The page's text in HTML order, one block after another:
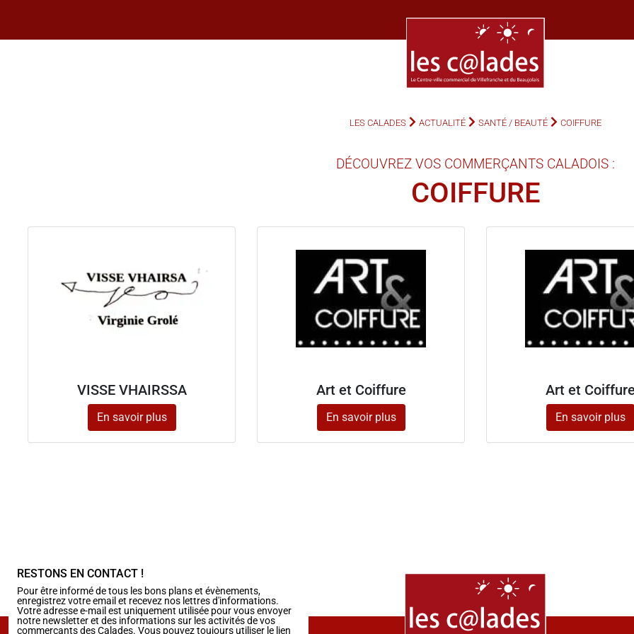
LES CALADES ACTUALITÉ SANTÉ / BEAUTÉ COIFFURE
DÉCOUVREZ VOS COMMERÇANTS CALADOIS :
COIFFURE
VISSE VHAIRSSA
En savoir plus
Art et Coiffure
En savoir plus
Art et
En savoir plus
RESTONS EN CONTACT !
Pour être informé de tous les bons plans et évènements,
enregistrez votre email et recevez nos lettres d'informations.
Votre adresse e-mail est uniquement utilisée pour vous envoyer
notre newsletter et des informations sur les activités de vos
commerçants des Calades. Vous pouvez toujours utiliser le lien